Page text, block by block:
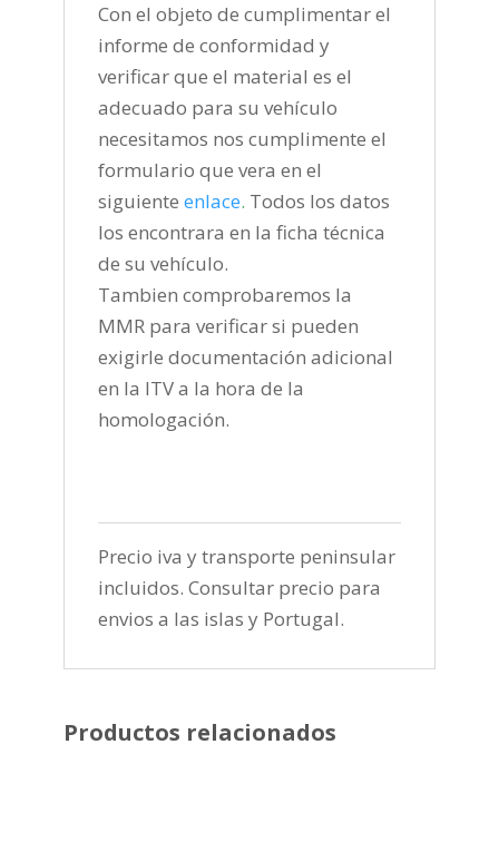
Con el objeto de cumplimentar el
informe de conformidad y
verificar que el material es el
adecuado para su vehículo
necesitamos nos cumplimente el
formulario que vera en el
siguiente enlace. Todos los datos
los encontrara en la ficha técnica
de su vehículo.
Tambien comprobaremos la
MMR para verificar si pueden
exigirle documentación adicional
en la ITV a la hora de la
homologación.
Precio iva y transporte peninsular
incluidos. Consultar precio para
envios a las islas y Portugal.
Productos relacionados